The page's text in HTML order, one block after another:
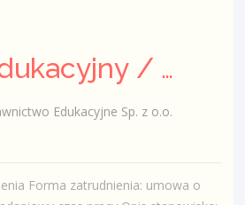
Konsultant edukacyjny / Konsultantka edukacyjna
Edukacyjne Sp. z o.o.
Forma zatrudnienia: umowa o